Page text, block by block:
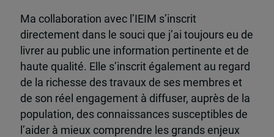
Ma collaboration avec l’IEIM s’inscrit
directement dans le souci que j’ai toujours eu de
livrer au public une information pertinente et de
haute qualité. Elle s’inscrit également au regard
de la richesse des travaux de ses membres et
de son réel engagement à diffuser, auprès de la
population, des connaissances susceptibles de
l’aider à mieux comprendre les grands enjeux